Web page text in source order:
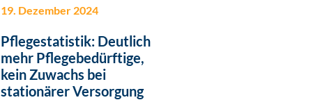
19. Dezember 2024
Pflegestatistik: Deutlich
mehr Pflegebedürftige,
kein Zuwachs bei
stationärer Versorgung